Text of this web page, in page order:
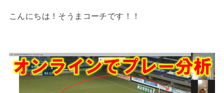
こんにちは！そうまコーチです！！